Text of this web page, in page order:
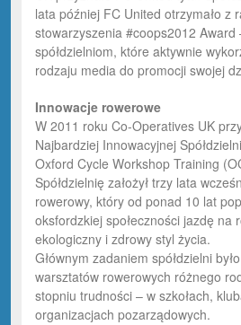
lata później FC United otrzymało z
stowarzyszenia #coops2012 Award
spółdzielniom, które aktywnie
rodzaju media do promocji swojej
Innowacje rowerowe
W 2011 roku Co-Operatives UK
Najbardziej Innowacyjnej
Oxford Cycle Workshop Training
Spółdzielnię założył trzy lata
rowerowy, który od ponad 10 lat
oksfordzkiej społeczności jazdę na
ekologiczny i zdrowy styl życia.
Głównym zadaniem spółdzielni
warsztatów rowerowych różnego
stopniu trudności – w szkołach,
organizacjach pozarządowych.